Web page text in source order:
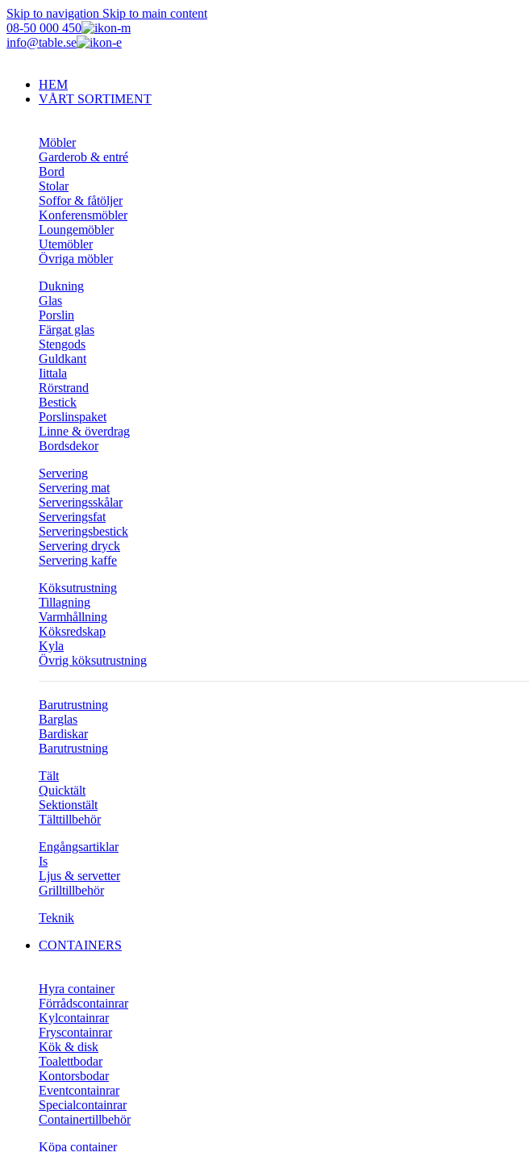
Skip to navigation Skip to main content
08-50 000 450
info@table.se
HEM
VÅRT SORTIMENT
Möbler
Garderob & entré
Bord
Stolar
Soffor & fåtöljer
Konferensmöbler
Loungemöbler
Utemöbler
Övriga möbler
Dukning
Glas
Porslin
Färgat glas
Stengods
Guldkant
Iittala
Rörstrand
Bestick
Porslinspaket
Linne & överdrag
Bordsdekor
Servering
Servering mat
Serveringsskålar
Serveringsfat
Serveringsbestick
Servering dryck
Servering kaffe
Köksutrustning
Tillagning
Varmhållning
Köksredskap
Kyla
Övrig köksutrustning
Barutrustning
Barglas
Bardiskar
Barutrustning
Tält
Quicktält
Sektionstält
Tälttillbehör
Engångsartiklar
Is
Ljus & servetter
Grilltillbehör
Teknik
CONTAINERS
Hyra container
Förrådscontainrar
Kylcontainrar
Fryscontainrar
Kök & disk
Toalettbodar
Kontorsbodar
Eventcontainrar
Specialcontainrar
Containertillbehör
Köpa container